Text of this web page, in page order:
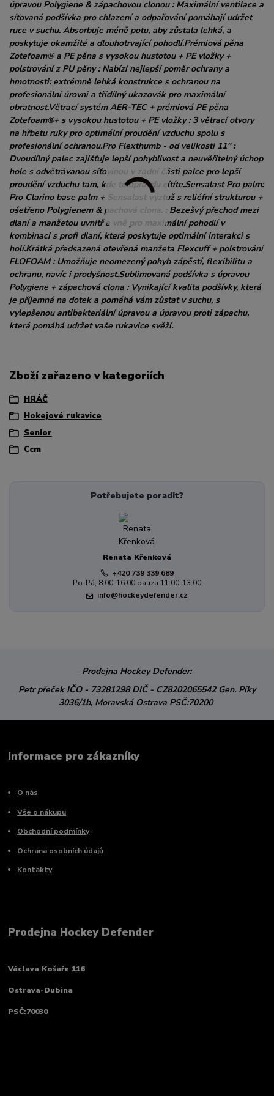
úpravou Polygiene & zápachovou clonou : Maximální ventilace a
síťovaná podšívka pro chlazení a odpařování pomáhají udržet
ruce v suchu. Absorbuje méně potu, aby zůstala lehká, a
poskytuje okamžité a dlouhotrvající pohodlí.Prémiová pěna
Zotefoam® a PE pěna s vysokou hustotou + PE vložky +
polstrování z PU pěny : Nabízí nejlepší poměr ochrany a
hmotnosti: extrémně lehká konstrukce s ochranou na
profesionální úrovni a třídílný ukazovák pro maximální
obratnost.Větrací systém AER-TEC + prémiová PE pěna
Zotefoam®+ s vysokou hustotou + PE vložky : 3 větrací otvory
na hřbetu ruky pro optimální proudění vzduchu spolu s
profesionální ochranou.Pro Flexthumb - od velikosti 11" :
Dvoudílný palec zajišťuje lepší pohyblivost a neuvěřitelný úchop
hole s odvětrávanou síťovinou v zadní části palce pro lepší
proudění vzduchu tam, kde to opravdu cítíte.Sensalast Pro palm:
Pro Clarino base palm + Sensalast výztuž s reliéfní strukturou +
ošetřeno Polygienem & pachová clona. : Bezešvý přechod mezi
dlaní a manžetou uvnitř a vně pro maximální pohodlí v
kombinaci s profi dlaní, která poskytuje optimální interakci s
holí.Krátká předsazená otevřená manžeta Flexcuff + polstrování
FLOFOAM : Umožňuje neomezený pohyb zápěstí, flexibilitu a
ochranu, navíc i prodyšnost.Sublimovaná podšívka s úpravou
Polygiene + zápachová clona : Vynikající kvalita podšívky, která
je příjemná na dotek a pomáhá vám zůstat v suchu, s
vylepšenou antibakteriální úpravou a úpravou proti zápachu,
která pomáhá udržet vaše rukavice svěží.
Zboží zařazeno v kategoriích
HRÁČ
Hokejové rukavice
Senior
Ccm
Potřebujete poradit?
Renata Křenková
+420 739 339 689
Po-Pá, 8:00-16:00 pauza 11:00-13:00
info@hockeydefender.cz
Prodejna Hockey Defender:
Petr přeček IČO - 73281298DIČ - CZ8202065542 Gen. Píky
3036/1b, Moravská Ostrava PSČ:70200
Informace pro zákazníky
O nás
Vše o nákupu
Obchodní podmínky
Ochrana osobních údajů
Kontakty
Prodejna Hockey Defender
Václava Košaře 116
Ostrava-Dubina
PSČ:70030